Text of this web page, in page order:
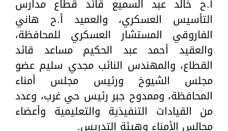
أ.ح خالد عبد السميع قائد قطاع مدارس
التأسيس العسكري، والعميد أ.ح هاني
الفاروقي المستشار العسكري للمحافظة،
والعقيد أحمد عبد الحكيم مساعد قائد
القطاع، والمهندس النائب مجدي سليم عضو
مجلس الشيوخ ورئيس مجلس أمناء
المحافظة، وممدوح جبر رئيس حي غرب، وعدد
من القيادات التنفيذية والتعليمية وأعضاء
مجالس الأمناء وهيئة التدريس.